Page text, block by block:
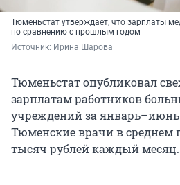
Тюменьстат утверждает, что зарплаты
по сравнению с прошлым годом
Источник: Ирина Шарова
Тюменьстат опубликовал
зарплатам работников
учреждений за январь–июнь
Тюменские врачи в среднем
тысяч рублей каждый месяц.